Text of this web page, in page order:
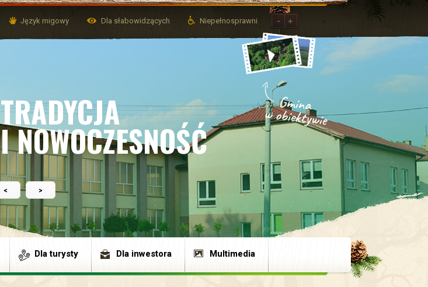
< >
Język migowy Dla słabowidzących Niepełnosprawni
TRADYCJA
I NOWOCZESNOŚĆ
Dla turysty Dla inwestora Multimedia